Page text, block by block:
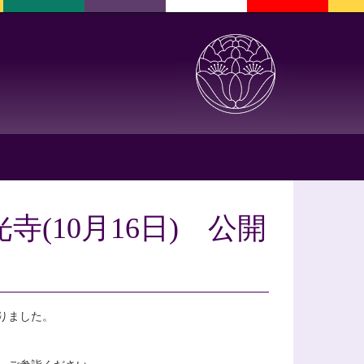
寺(10月16日) 公開
ました。